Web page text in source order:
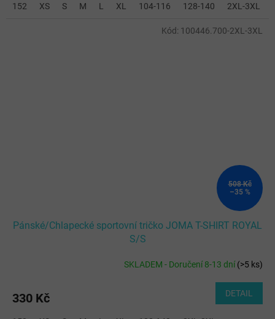
152 XS S M L XL 104-116 128-140 2XL-3XL
508 Kč
–35 %
Pánské/Chlapecké sportovní tričko JOMA T-SHIRT ROYAL
S/S
SKLADEM - Doručení 8-13 dní(>5 ks)
330 Kč DETAIL
Kód: 100446.700-2XL-3XL